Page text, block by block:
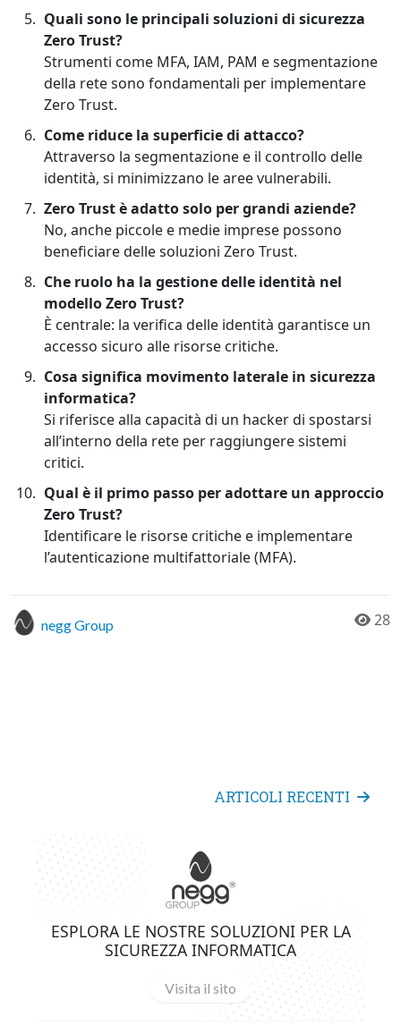
Quali sono le principali soluzioni di sicurezza
Zero Trust?
Strumenti come MFA, IAM, PAM e segmentazione
della rete sono fondamentali per implementare
Zero Trust.
Come riduce la superficie di attacco?
Attraverso la segmentazione e il controllo delle
identità, si minimizzano le aree vulnerabili.
Zero Trust è adatto solo per grandi aziende?
No, anche piccole e medie imprese possono
beneficiare delle soluzioni Zero Trust.
Che ruolo ha la gestione delle identità nel
modello Zero Trust?
È centrale: la verifica delle identità garantisce un
accesso sicuro alle risorse critiche.
Cosa significa movimento laterale in sicurezza
informatica?
Si riferisce alla capacità di un hacker di spostarsi
all’interno della rete per raggiungere sistemi
critici.
Qual è il primo passo per adottare un approccio
Zero Trust?
Identificare le risorse critiche e implementare
l’autenticazione multifattoriale (MFA).
negg Group 28
ARTICOLI RECENTI
ESPLORA LE NOSTRE SOLUZIONI PER LA
SICUREZZA INFORMATICA
Visita il sito